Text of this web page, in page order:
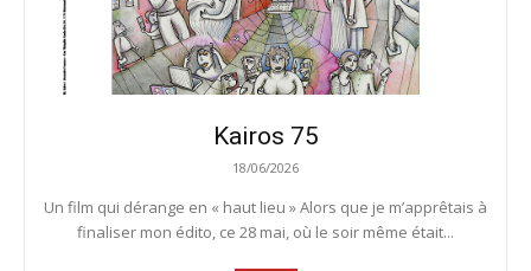
Kairos 75
18/06/2026
Un film qui dérange en « haut lieu » Alors que je m’apprêtais à
finaliser mon édito, ce 28 mai, où le soir même était...